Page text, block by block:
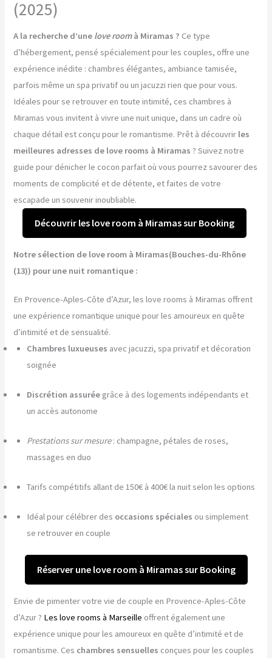
(2025)
A la recherche d’une love roomà Miramas ? Ce type
d’hébergement, pensé spécialement pour les couples, offre une
expérience inédite : chambres élégantes, ambiance tamisée,
parfois même un spa privatif ou un jacuzzi rien que pour vous.
Idéales pour se retrouver en toute intimité, ces chambres à
Miramas vous invitent à vivre une nuit unique, dans un cadre où
chaque détail est conçu pour le romantisme. Prêt à découvrir les
meilleures adresses de love rooms à Miramas ? Suivez notre
guide pour dénicher le cocon parfait où vous pourrez savourer des
moments de complicité et de détente, et faites de votre
escapade un souvenir inoubliable.
Découvrir les love room à Miramas sur Booking
Notre sélection de love room à Miramas(Bouches-du-Rhône
(13)) pour une nuit romantique :
En Provence-Aples-Côte d’Azur, les love rooms à Miramas offrent
une expérience romantique unique pour les amoureux en quête
d’intimité et de sensualité.
Chambres luxueuses avec jacuzzi, spa privatif et décoration
soignée
Discrétion assurée grâce à des logements indépendants et
un accès autonome
Prestations sur mesure: champagne, pétales de roses,
massages en duo
Tarifs compétitifs allant de 150€ à 400€ la nuit selon les options
Idéal pour célébrer des occasions spéciales ou simplement
se retrouver en couple
Réserver une love room à Miramas sur Booking
Envie de pimenter votre vie de couple en Provence-Aples-Côte
d’Azur ? Les love rooms à Marseille offrent également une
expérience unique pour les amoureux en quête d’intimité et de
romantisme. Ces chambres sensuelles conçues pour les couples